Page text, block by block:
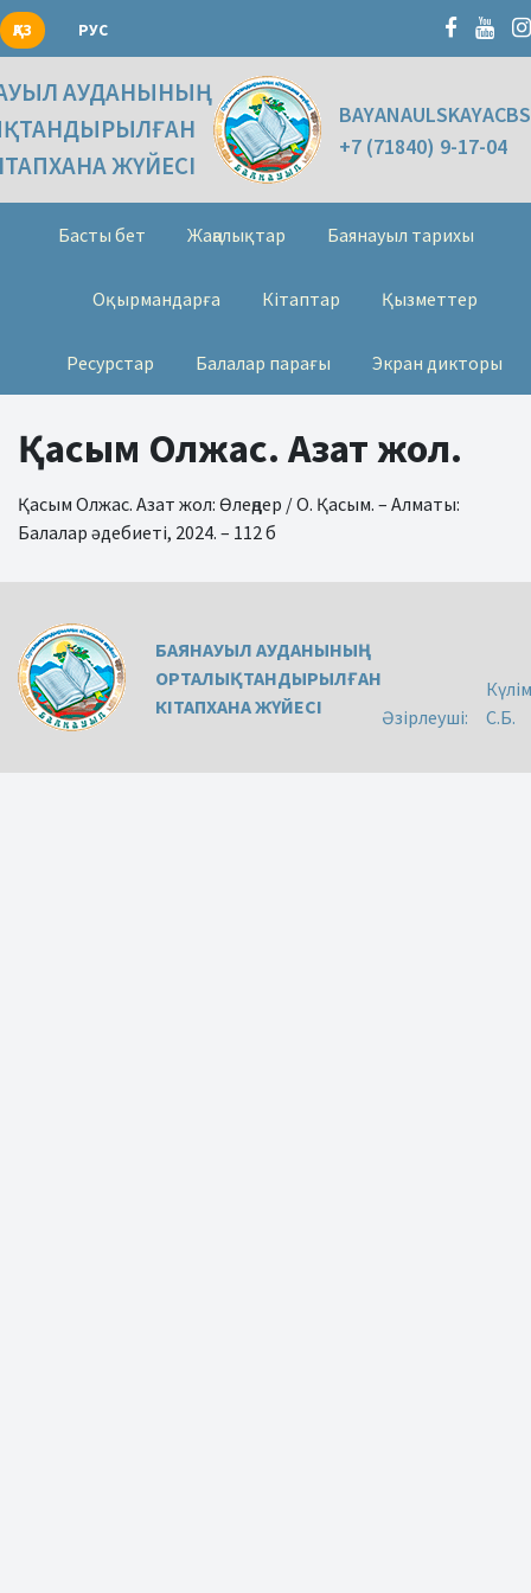
ҚАЗ РУС
АУДАНЫНЫҢ
ЖҮЙЕСІ
+7 (71840) 9-17-04
Басты бет Жаңалықтар Баянауыл тарихы
Оқырмандарға Кітаптар Қызметтер
Ресурстар Балалар парағы Экран дикторы
Қасым Олжас. Азат жол.
Қасым Олжас. Азат жол: Өлеңдер / О. Қасым. – Алматы:
Балалар әдебиеті, 2024. – 112 б
БАЯНАУЫЛ АУДАНЫНЫҢ
ОРТАЛЫҚТАНДЫРЫЛҒАН
КІТАПХАНА ЖҮЙЕСІ
Әзірлеуші:
С.Б.